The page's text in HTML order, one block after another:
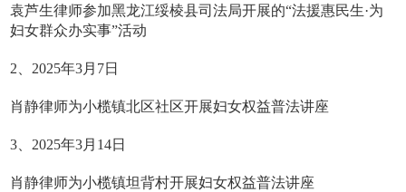
袁芦生律师参加黑龙江绥棱县司法局开展的“法援惠民生·为
妇女群众办实事”活动
2、2025年3月7日
肖静律师为小榄镇北区社区开展妇女权益普法讲座
3、2025年3月14日
肖静律师为小榄镇坦背村开展妇女权益普法讲座